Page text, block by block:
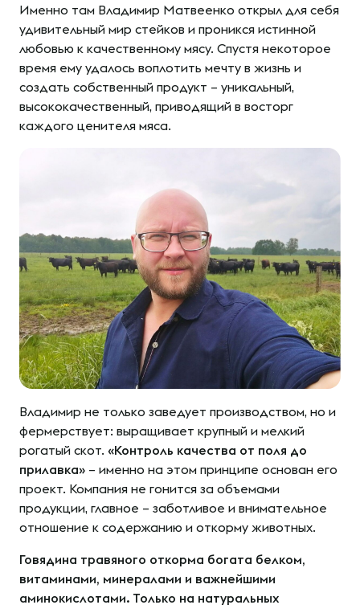
Именно там Владимир Матвеенко открыл для себя
удивительный мир стейков и проникся истинной
любовью к качественному мясу. Спустя некоторое
время ему удалось воплотить мечту в жизнь и
создать собственный продукт – уникальный,
высококачественный, приводящий в восторг
каждого ценителя мяса.
Владимир не только заведует производством, но и
фермерствует: выращивает крупный и мелкий
рогатый скот. «Контроль качества от поля до
прилавка» – именно на этом принципе основан его
проект. Компания не гонится за объемами
продукции, главное – заботливое и внимательное
отношение к содержанию и откорму животных.
Говядина травяного откорма богата белком,
витаминами, минералами и важнейшими
аминокислотами. Только на натуральных